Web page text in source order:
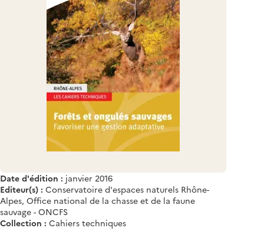
Date d'édition : janvier 2016
Editeur(s) : Conservatoire d'espaces naturels Rhône-
Alpes, Office national de la chasse et de la faune
sauvage - ONCFS
Collection : Cahiers techniques